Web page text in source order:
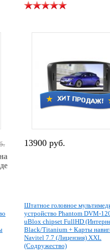
13900 руб.
Штатное головное
устройство Phantom DVM-
uBlox chipset FullHD
Black/Titanium + Карты
Navitel 7.7 (Лицензия) XXL
(Содружество)